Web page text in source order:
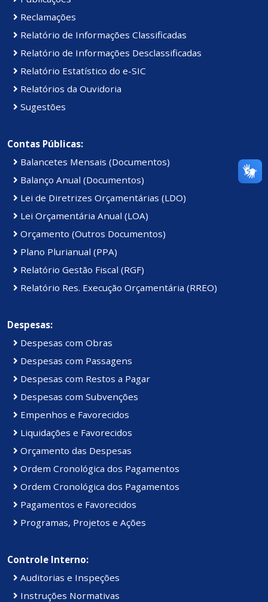
Reclamações
Relatório de Informações Classificadas
Relatório de Informações Desclassificadas
Relatório Estatístico do e-SIC
Relatórios da Ouvidoria
Sugestões
Contas Públicas:
Balancetes Mensais (Documentos)
Balanço Anual (Documentos)
Lei de Diretrizes Orçamentárias (LDO)
Lei Orçamentária Anual (LOA)
Orçamento (Outros Documentos)
Plano Plurianual (PPA)
Relatório Gestão Fiscal (RGF)
Relatório Res. Execução Orçamentária (RREO)
Despesas:
Despesas com Obras
Despesas com Passagens
Despesas com Restos a Pagar
Despesas com Subvenções
Empenhos e Favorecidos
Liquidações e Favorecidos
Orçamento das Despesas
Ordem Cronológica dos Pagamentos
Ordem Cronológica dos Pagamentos
Pagamentos e Favorecidos
Programas, Projetos e Ações
Controle Interno:
Auditorias e Inspeções
Instruções Normativas